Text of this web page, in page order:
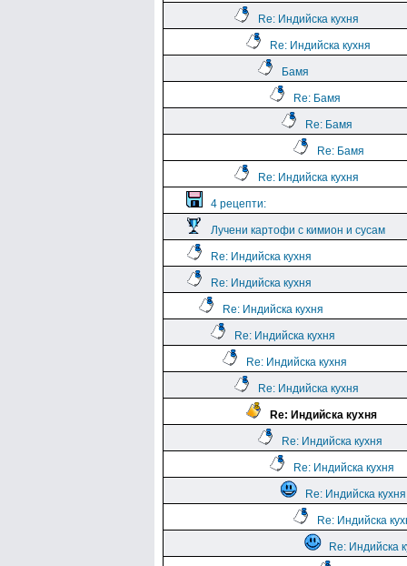
Re: Индийска кухня
Re: Индийска кухня
Бамя
Re: Бамя
Re: Бамя
Re: Бамя
Re: Индийска кухня
4 рецепти:
Лучени картофи с кимион и сусам
Re: Индийска кухня
Re: Индийска кухня
Re: Индийска кухня
Re: Индийска кухня
Re: Индийска кухня
Re: Индийска кухня
Re: Индийска кухня
Re: Индийска кухня
Re: Индийска кухня
Re: Индийска кухня
Re: Индийска
Re: Индийска